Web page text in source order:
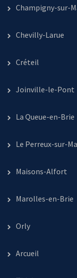
Champigny-sur-
Chevilly-Larue
Créteil
Joinville-le-Pont
La Queue-en-Brie
Le Perreux-sur-
Maisons-Alfort
Marolles-en-Brie
Orly
Arcueil